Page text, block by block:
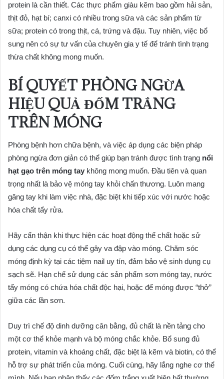
protein là cần thiết. Các thực phẩm giàu kẽm bao gồm hải sản,
thịt đỏ, hạt bí; canxi có nhiều trong sữa và các sản phẩm từ
sữa; protein có trong thịt, cá, trứng và đậu. Tuy nhiên, việc bổ
sung nên có sự tư vấn của chuyên gia y tế để tránh tình trạng
thừa chất không mong muốn.
BÍ QUYẾT PHÒNG NGỪA
HIỆU QUẢ ĐỐM TRẮNG
TRÊN MÓNG
Phòng bệnh hơn chữa bệnh, và việc áp dụng các biện pháp
phòng ngừa đơn giản có thể giúp bạn tránh được tình trạng nổi
hạt gạo trên móng tay không mong muốn. Đầu tiên và quan
trọng nhất là bảo vệ móng tay khỏi chấn thương. Luôn mang
găng tay khi làm việc nhà, đặc biệt khi tiếp xúc với nước hoặc
hóa chất tẩy rửa.
Hãy cẩn thận khi thực hiện các hoạt động thể chất hoặc sử
dụng các dụng cụ có thể gây va đập vào móng. Chăm sóc
móng định kỳ tại các tiệm nail uy tín, đảm bảo vệ sinh dụng cụ
sạch sẽ. Hạn chế sử dụng các sản phẩm sơn móng tay, nước
tẩy móng có chứa hóa chất độc hại, hoặc để móng được “thở”
giữa các lần sơn.
Duy trì chế độ dinh dưỡng cân bằng, đủ chất là nền tảng cho
một cơ thể khỏe mạnh và bộ móng chắc khỏe. Bổ sung đủ
protein, vitamin và khoáng chất, đặc biệt là kẽm và biotin, có thể
hỗ trợ sự phát triển của móng. Cuối cùng, hãy lắng nghe cơ thể